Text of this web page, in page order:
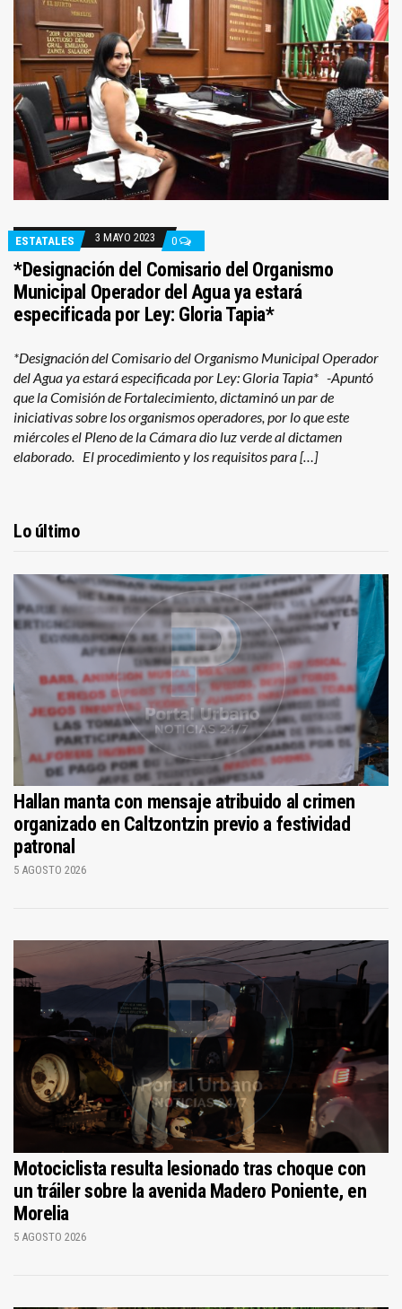
ESTATALES 3 MAYO 2023 0
*Designación del Comisario del Organismo
Municipal Operador del Agua ya estará
especificada por Ley: Gloria Tapia*
*Designación del Comisario del Organismo Municipal Operador
del Agua ya estará especificada por Ley: Gloria Tapia* -Apuntó
que la Comisión de Fortalecimiento, dictaminó un par de
iniciativas sobre los organismos operadores, por lo que este
miércoles el Pleno de la Cámara dio luz verde al dictamen
elaborado. El procedimiento y los requisitos para […]
Lo último
Hallan manta con mensaje atribuido al crimen
organizado en Caltzontzin previo a festividad
patronal
5 AGOSTO 2026
Motociclista resulta lesionado tras choque con
un tráiler sobre la avenida Madero Poniente, en
Morelia
5 AGOSTO 2026